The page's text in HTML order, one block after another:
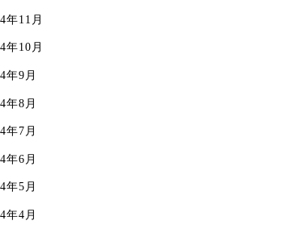
年11月
年10月
年9月
年8月
年7月
年6月
年5月
年4月